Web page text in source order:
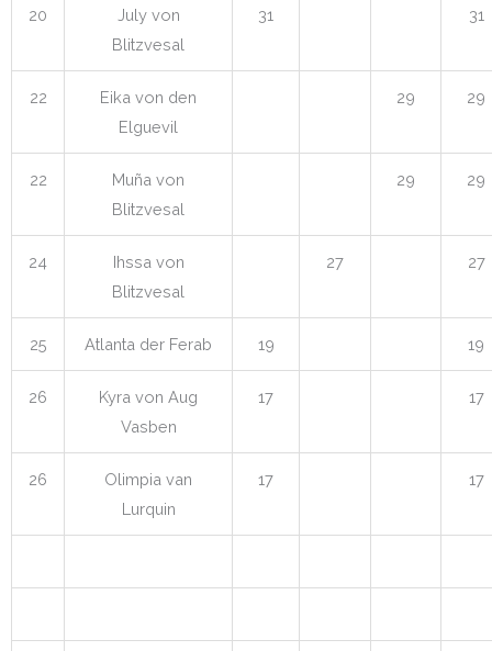
20
July von
Blitzvesal
31 31
22
Eika von den
Elguevil
29 29
22
Muña von
Blitzvesal
29 29
24
Ihssa von
Blitzvesal
27 27
25 Atlanta der Ferab 19 19
26
Kyra von Aug
Vasben
17 17
26
Olimpia van
Lurquin
17 17